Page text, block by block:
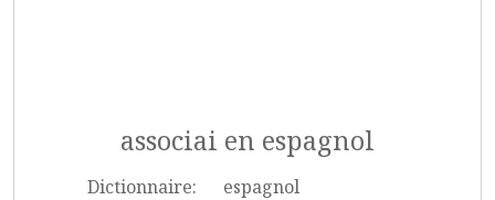
associai en espagnol
Dictionnaire:
espagnol